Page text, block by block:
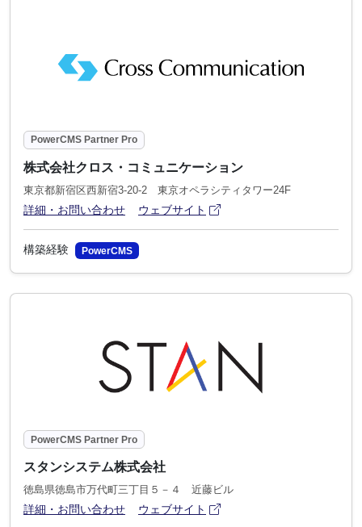
PowerCMS Partner Pro
株式会社クロス・コミュニケーション
東京都新宿区西新宿3-20-2 東京オペラシティタワー24F
詳細・お問い合わせ ウェブサイト
構築経験 PowerCMS
PowerCMS Partner Pro
スタンシステム株式会社
徳島県徳島市万代町三丁目５－４ 近藤ビル
詳細・お問い合わせ ウェブサイト